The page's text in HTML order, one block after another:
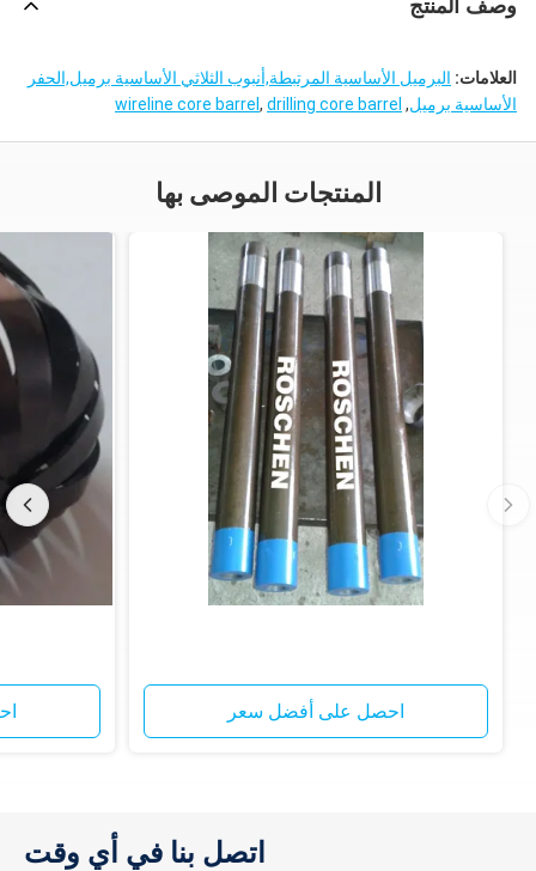
وصف المنتج
العلامات: البرميل الأساسية المرتبطة,أنبوب الثلاثي الأساسية برميل,الحفر
الأساسية برميل,
wireline core barrel , drilling core barrel
المنتجات الموصى بها
احصل على أفضل سعر
اتصل بنا في أي وقت